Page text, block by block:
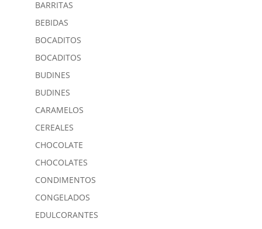
BARRITAS
BEBIDAS
BOCADITOS
BOCADITOS
BUDINES
BUDINES
CARAMELOS
CEREALES
CHOCOLATE
CHOCOLATES
CONDIMENTOS
CONGELADOS
EDULCORANTES